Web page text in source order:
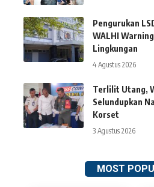
Pengurukan
WALHI
Lingkungan
4 Agustus 2026
Terlilit Utang,
Selundupkan
Korset
3 Agustus 2026
MOST